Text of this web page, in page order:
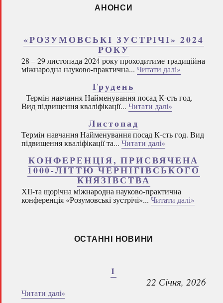
АНОНСИ
«РОЗУМОВСЬКІ ЗУСТРІЧІ» 2024
РОКУ
28 – 29 листопада 2024 року проходитиме традиційна
міжнародна науково-практична... Читати далі»
Грудень
Термін навчання Найменування посад К-сть год.
Вид підвищення кваліфікації... Читати далі»
Листопад
Термін навчання Найменування посад К-сть год. Вид
підвищення кваліфікації та... Читати далі»
КОНФЕРЕНЦІЯ, ПРИСВЯЧЕНА
1000-ЛІТТЮ ЧЕРНІГІВСЬКОГО
КНЯЗІВСТВА
ХІІ-та щорічна міжнародна науково-практична
конференція «Розумовські зустрічі»... Читати далі»
ОСТАННІ НОВИНИ
1
22 Січня, 2026
Читати далі»